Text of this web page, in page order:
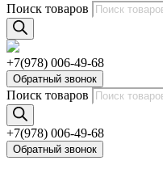
Поиск товаров
+7(978) 006-49-68
Обратный звонок
Поиск товаров
+7(978) 006-49-68
Обратный звонок